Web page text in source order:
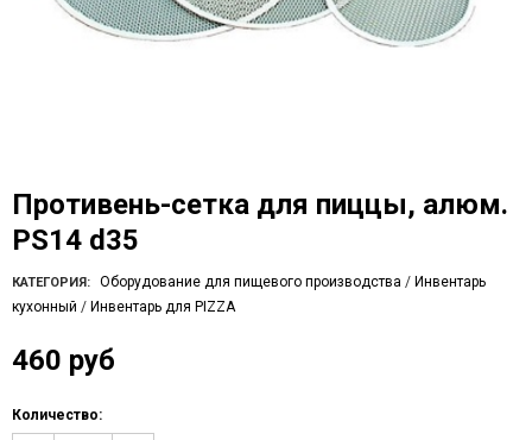
Противень-сетка для пиццы, алюм.
PS14 d35
КАТЕГОРИЯ: Оборудование для пищевого производства / Инвентарь
кухонный / Инвентарь для PIZZA
460 руб
Количество: